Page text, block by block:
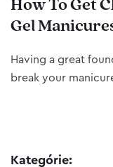
How To Get
Gel
Having a great
break your
Kategórie: